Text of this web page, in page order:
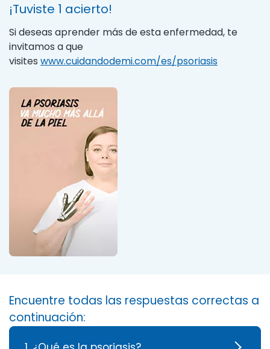
¡Tuviste 1 acierto!
Si deseas aprender más de esta enfermedad, te
invitamos a que
visites www.cuidandodemi.com/es/psoriasis
Encuentre todas las respuestas correctas a
continuación: